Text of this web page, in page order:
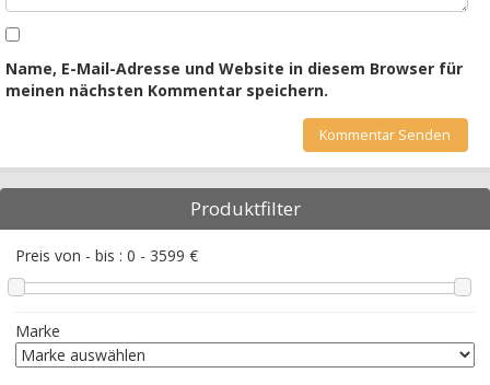
Name, E-Mail-Adresse und Website in diesem Browser für
meinen nächsten Kommentar speichern.
Produktfilter
Preis von - bis : 0 - 3599 €
Marke